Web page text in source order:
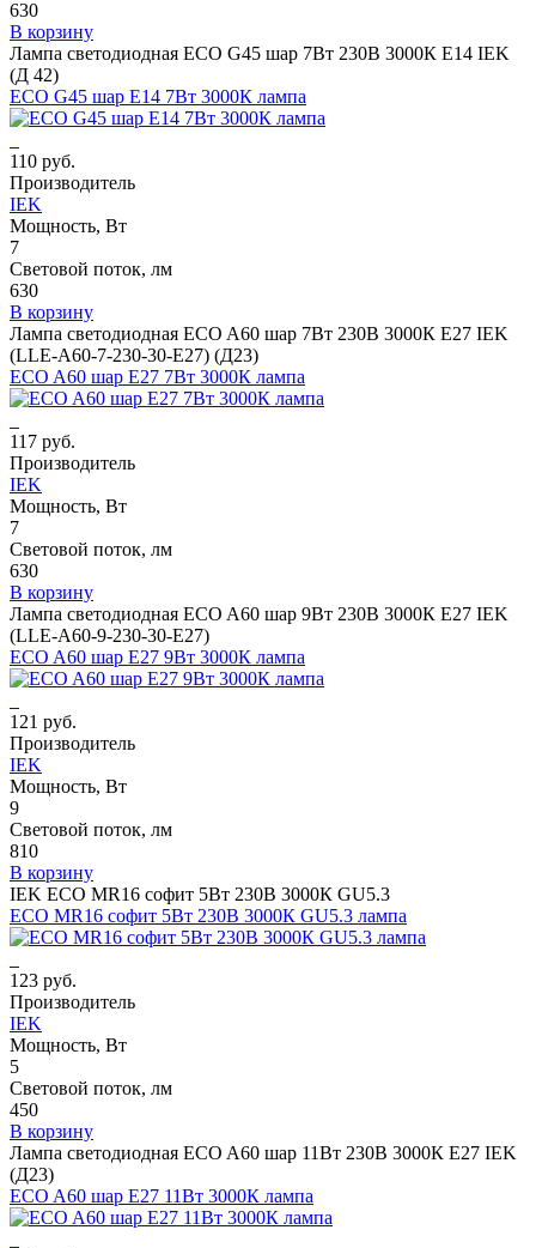
630
В корзину
Лампа светодиодная ECO G45 шар 7Вт 230В 3000К E14 IEK
(Д 42)
ECO G45 шар E14 7Вт 3000К лампа
110 руб.
Производитель
IEK
Мощность, Вт
7
Световой поток, лм
630
В корзину
Лампа светодиодная ECO A60 шар 7Вт 230В 3000К E27 IEK
(LLE-A60-7-230-30-E27) (Д23)
ECO A60 шар E27 7Вт 3000К лампа
117 руб.
Производитель
IEK
Мощность, Вт
7
Световой поток, лм
630
В корзину
Лампа светодиодная ECO A60 шар 9Вт 230В 3000К E27 IEK
(LLE-A60-9-230-30-E27)
ECO A60 шар E27 9Вт 3000К лампа
121 руб.
Производитель
IEK
Мощность, Вт
9
Световой поток, лм
810
В корзину
IEK ECO MR16 софит 5Вт 230В 3000К GU5.3
ECO MR16 софит 5Вт 230В 3000К GU5.3 лампа
123 руб.
Производитель
IEK
Мощность, Вт
5
Световой поток, лм
450
В корзину
Лампа светодиодная ECO A60 шар 11Вт 230В 3000К E27 IEK
(Д23)
ECO A60 шар E27 11Вт 3000К лампа